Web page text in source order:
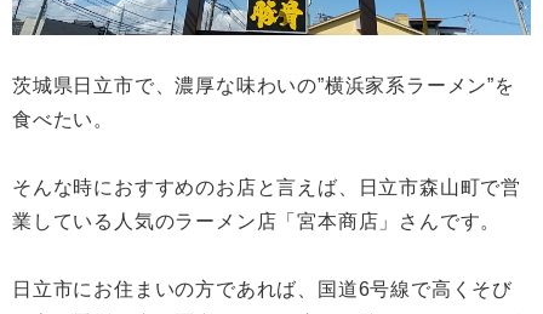
茨城県日立市で、濃厚な味わいの”横浜家系ラーメン”を
食べたい。
そんな時におすすめのお店と言えば、日立市森山町で営
業している人気のラーメン店「宮本商店」さんです。
日立市にお住まいの方であれば、国道6号線で高くそび